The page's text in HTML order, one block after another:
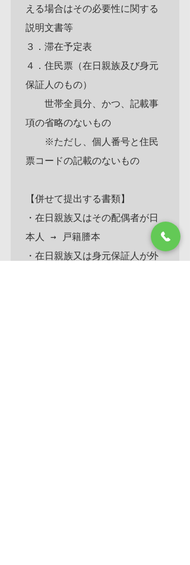
える場合はその必要性に関する
説明文書等
３．滞在予定表
４．住民票（在日親族及び身元
保証人のもの）
世帯全員分、かつ、記載事
項の省略のないもの
※ただし、個人番号と住民
票コードの記載のないもの
【併せて提出する書類】
・在日親族又はその配偶者が日
本人 → 戸籍謄本
・在日親族又は身元保証人が外